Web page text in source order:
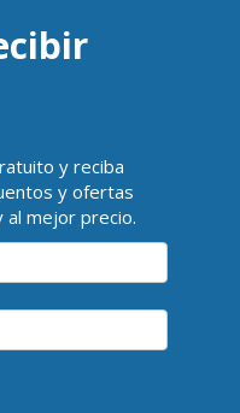
y reciba
y ofertas
al mejor precio.